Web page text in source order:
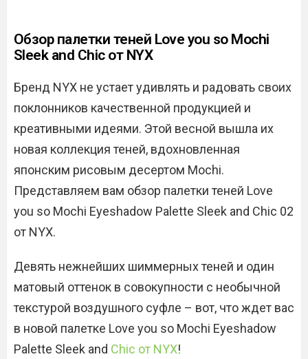
Обзор палетки теней Love you so Mochi
Sleek and Chic от NYX
Бренд NYX не устает удивлять и радовать своих
поклонников качественной продукцией и
креативными идеями. Этой весной вышла их
новая коллекция теней, вдохновленная
японским рисовым десертом Mochi.
Представляем вам обзор палетки теней Love
you so Mochi Eyeshadow Palette Sleek and Chic 02
от NYX.
Девять нежнейших шиммерных теней и один
матовый оттенок в совокупности с необычной
текстурой воздушного суфле – вот, что ждет вас
в новой палетке Love you so Mochi Eyeshadow
Palette Sleek and Chic от NYX!